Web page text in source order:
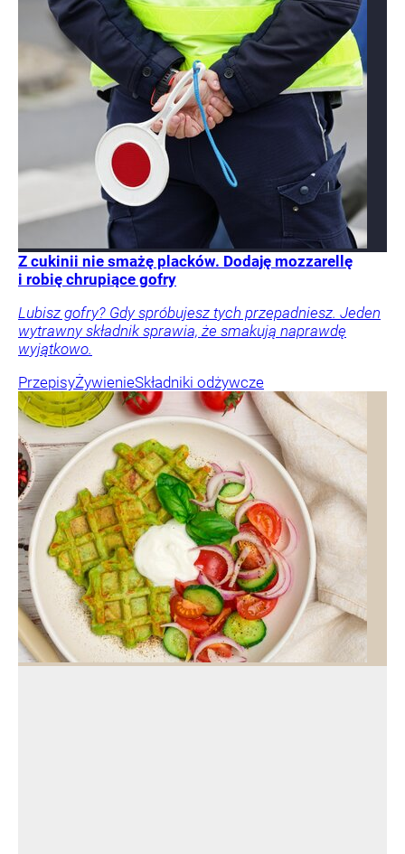
Z cukinii nie smażę placków. Dodaję mozzarellę
i robię chrupiące gofry
Lubisz gofry? Gdy spróbujesz tych przepadniesz. Jeden
wytrawny składnik sprawia, że smakują naprawdę
wyjątkowo.
PrzepisyŻywienieSkładniki odżywcze